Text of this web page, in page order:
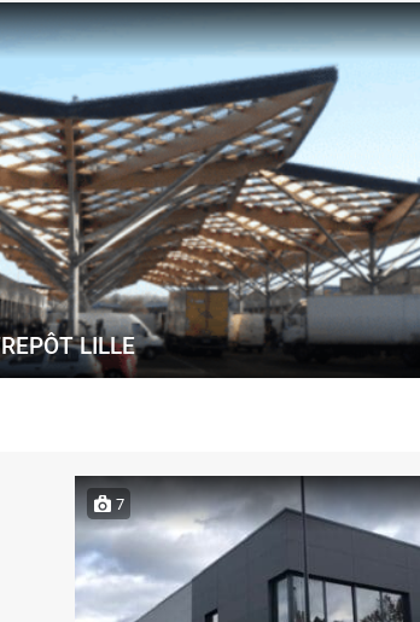
LILLE
7